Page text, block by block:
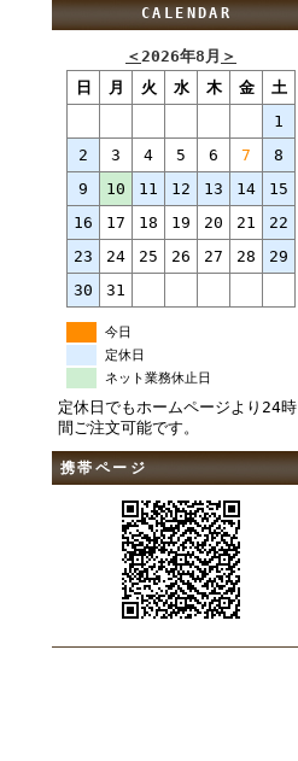
CALENDAR
＜2026年8月 ＞
日
月 火 水 木 金
土
1
2
3 4 5 6 7
8
9
10 11 12 13 14
15
16
17 18 19 20 21
22
23
24 25 26 27 28
29
30
31
今日
定休日
ネット業務休止日
定休日でもホームページより24時
間ご注文可能です。
携帯ページ